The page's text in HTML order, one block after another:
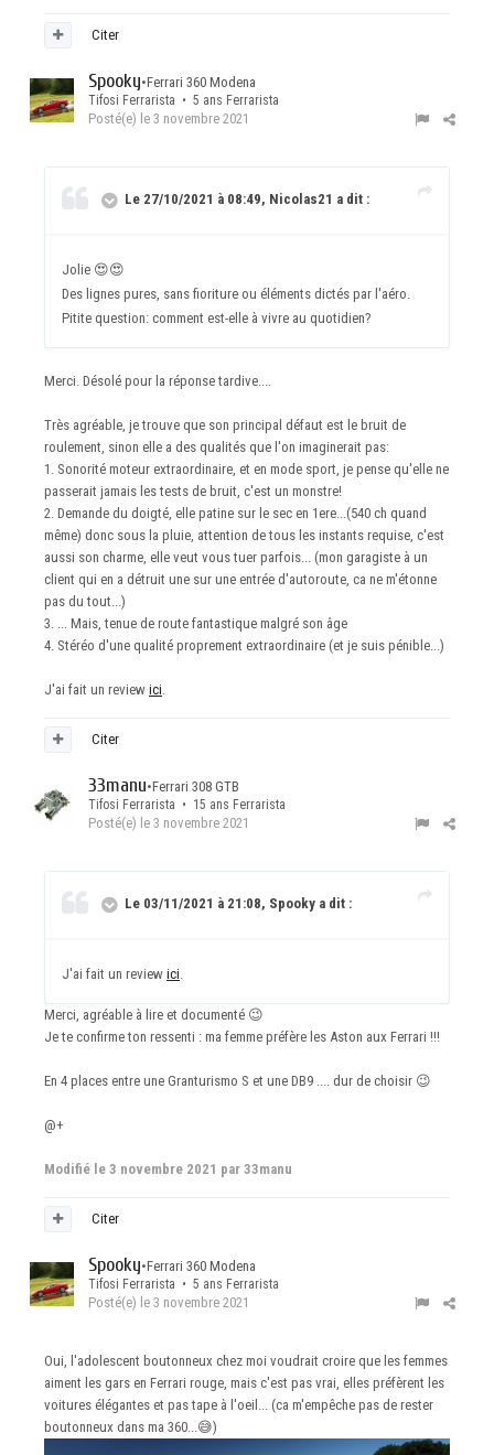
Citer
Spooky•Ferrari 360 Modena
Tifosi Ferrarista • 5 ans Ferrarista
Posté(e) le 3 novembre 2021
Le 27/10/2021 à 08:49, Nicolas21 a dit :
Jolie 😍😍
Des lignes pures, sans fioriture ou éléments dictés par l'aéro.
Pitite question: comment est-elle à vivre au quotidien?
Merci. Désolé pour la réponse tardive....
Très agréable, je trouve que son principal défaut est le bruit de
roulement, sinon elle a des qualités que l'on imaginerait pas:
1. Sonorité moteur extraordinaire, et en mode sport, je pense qu'elle ne
passerait jamais les tests de bruit, c'est un monstre!
2. Demande du doigté, elle patine sur le sec en 1ere...(540 ch quand
même) donc sous la pluie, attention de tous les instants requise, c'est
aussi son charme, elle veut vous tuer parfois... (mon garagiste à un
client qui en a détruit une sur une entrée d'autoroute, ca ne m'étonne
pas du tout...)
3. ... Mais, tenue de route fantastique malgré son âge
4. Stéréo d'une qualité proprement extraordinaire (et je suis pénible...)
J'ai fait un review ici.
Citer
33manu•Ferrari 308 GTB
Tifosi Ferrarista • 15 ans Ferrarista
Posté(e) le 3 novembre 2021
Le 03/11/2021 à 21:08, Spooky a dit :
J'ai fait un review ici.
Merci, agréable à lire et documenté 😉
Je te confirme ton ressenti : ma femme préfère les Aston aux Ferrari !!!
En 4 places entre une Granturismo S et une DB9 .... dur de choisir 😉
@+
Modifié le 3 novembre 2021 par 33manu
Citer
Spooky•Ferrari 360 Modena
Tifosi Ferrarista • 5 ans Ferrarista
Posté(e) le 3 novembre 2021
Oui, l'adolescent boutonneux chez moi voudrait croire que les femmes
aiment les gars en Ferrari rouge, mais c'est pas vrai, elles préfèrent les
voitures élégantes et pas tape à l'oeil... (ca m'empêche pas de rester
boutonneux dans ma 360...😅)